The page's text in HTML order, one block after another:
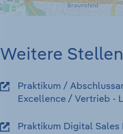
Weitere Stellen
Praktikum /
Excellence / Vertrieb -
Praktikum Digital